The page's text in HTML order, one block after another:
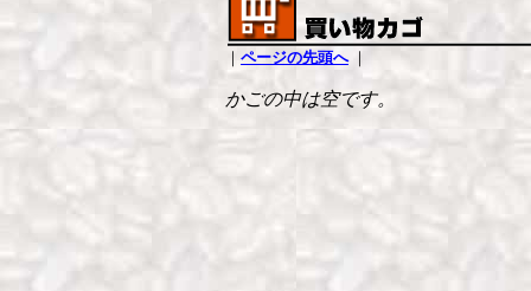
｜ ページの先頭へ｜
かごの中は空です。